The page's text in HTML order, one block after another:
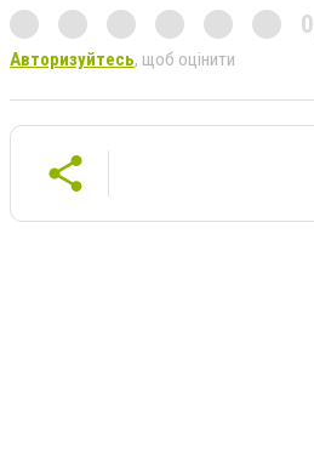
Авторизуйтесь, щоб оцінити